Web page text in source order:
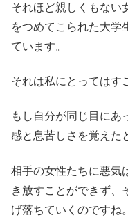
それほど親しくもない
をつめてこられた大学
ています。
それは私にとってはす
もし自分が同じ目にあ
感と息苦しさを覚えた
相手の女性たちに悪気
き放すことができず、
げ落ちていくのですね。